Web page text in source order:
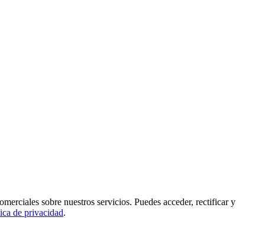
sobre nuestros servicios. Puedes acceder, rectificar y
de privacidad.